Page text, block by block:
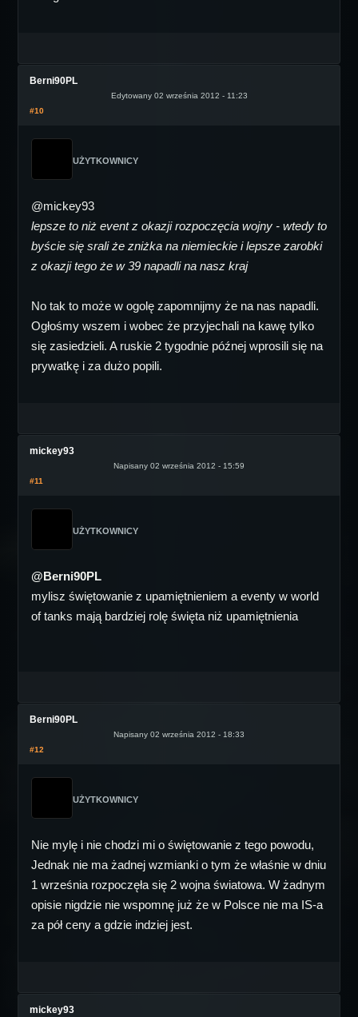
Berni90PL
Edytowany 02 września 2012 - 11:23
#10
UŻYTKOWNICY
@mickey93
lepsze to niż event z okazji rozpoczęcia wojny - wtedy to
byście się srali że zniżka na niemieckie i lepsze zarobki
z okazji tego że w 39 napadli na nasz kraj
No tak to może w ogolę zapomnijmy że na nas napadli.
Ogłośmy wszem i wobec że przyjechali na kawę tylko
się zasiedzieli. A ruskie 2 tygodnie późnej wprosili się na
prywatkę i za dużo popili.
mickey93
Napisany 02 września 2012 - 15:59
#11
UŻYTKOWNICY
@Berni90PL
mylisz świętowanie z upamiętnieniem a eventy w world
of tanks mają bardziej rolę święta niż upamiętnienia
Berni90PL
Napisany 02 września 2012 - 18:33
#12
UŻYTKOWNICY
Nie mylę i nie chodzi mi o świętowanie z tego powodu,
Jednak nie ma żadnej wzmianki o tym że właśnie w dniu
1 września rozpoczęła się 2 wojna światowa. W żadnym
opisie nigdzie nie wspomnę już że w Polsce nie ma IS-a
za pół ceny a gdzie indziej jest.
mickey93